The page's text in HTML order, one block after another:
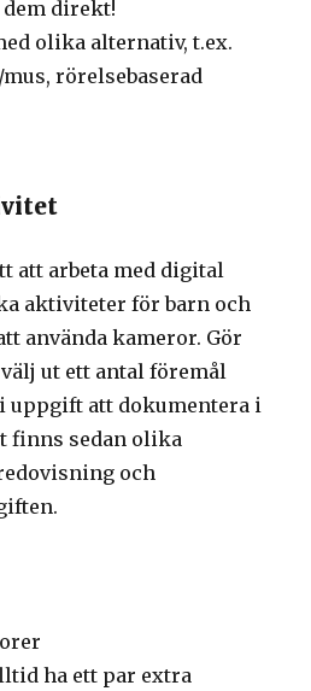
direkt!
olika alternativ, t.ex.
rörelsebaserad
att arbeta med digital
aktiviteter för barn och
använda kameror. Gör
ut ett antal föremål
uppgift att dokumentera i
finns sedan olika
och
ha ett par extra